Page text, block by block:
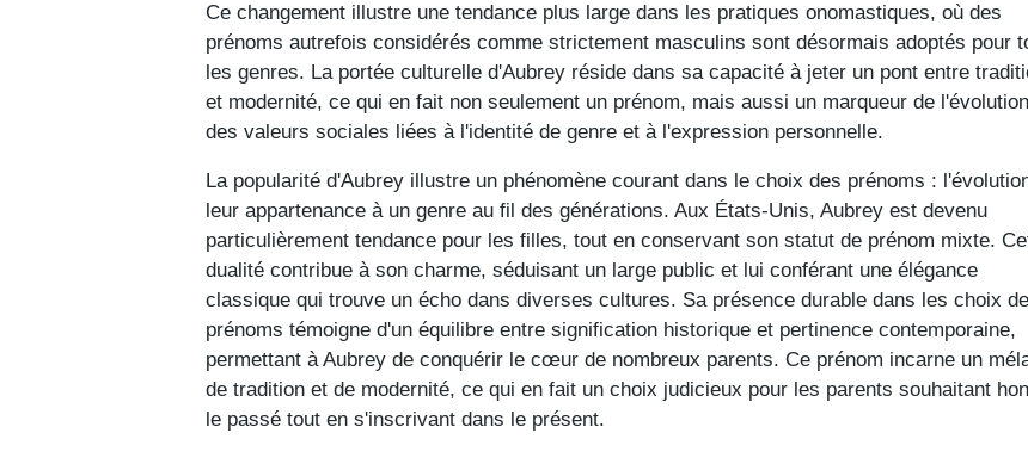
Ce changement illustre une tendance plus large dans les pratiques onomastiques, où des
prénoms autrefois considérés comme strictement masculins sont désormais adoptés pour
les genres. La portée culturelle d'Aubrey réside dans sa capacité à jeter un pont entre
et modernité, ce qui en fait non seulement un prénom, mais aussi un marqueur de l'évolution
des valeurs sociales liées à l'identité de genre et à l'expression personnelle.
La popularité d'Aubrey illustre un phénomène courant dans le choix des prénoms :
leur appartenance à un genre au fil des générations. Aux États-Unis, Aubrey est devenu
particulièrement tendance pour les filles, tout en conservant son statut de prénom mixte.
dualité contribue à son charme, séduisant un large public et lui conférant une élégance
classique qui trouve un écho dans diverses cultures. Sa présence durable dans les choix de
prénoms témoigne d'un équilibre entre signification historique et pertinence contemporaine,
permettant à Aubrey de conquérir le cœur de nombreux parents. Ce prénom incarne un
de tradition et de modernité, ce qui en fait un choix judicieux pour les parents souhaitant
le passé tout en s'inscrivant dans le présent.